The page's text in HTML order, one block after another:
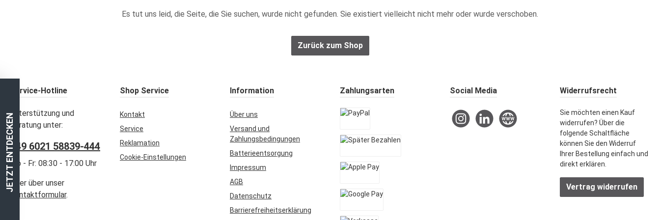
Es tut uns leid, die Seite, die Sie suchen, wurde nicht gefunden. Sie existiert vielleicht nicht mehr oder wurde verschoben.
Zurück zum Shop
Service-Hotline
Unterstützung und
Beratung unter:
+49 6021 58839-444
Mo - Fr: 08:30 - 17:00 Uhr
Oder über unser
Kontaktformular.
Shop Service
Kontakt
Service
Reklamation
Cookie-Einstellungen
Information
Über uns
Versand und
Zahlungsbedingungen
Batterieentsorgung
Impressum
AGB
Datenschutz
Barrierefreiheitserklärung
Zahlungsarten
PayPal
Später Bezahlen
Apple Pay
Google Pay
Social Media
InstagramLinkedIn Website
Widerrufsrecht
Sie möchten einen Kauf
widerrufen? Über die
folgende Schaltfläche
können Sie den Widerruf
Ihrer Bestellung einfach und
direkt erklären.
Vertrag widerrufen
JETZT ENTDECKEN